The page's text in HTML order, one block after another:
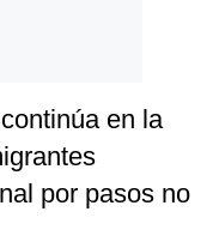
en la
por pasos no